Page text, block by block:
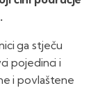
ga stječu
pojedinci i
i povlaštene